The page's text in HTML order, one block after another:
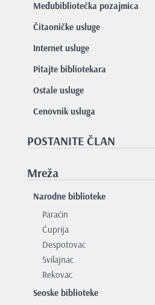
Međubibliotečka pozajmica
Čitaoničke usluge
Internet usluge
Pitajte bibliotekara
Ostale usluge
Cenovnik usluga
POSTANITE ČLAN
Mreža
Narodne biblioteke
Paraćin
Ćuprija
Despotovac
Svilajnac
Rekovac
Seoske biblioteke